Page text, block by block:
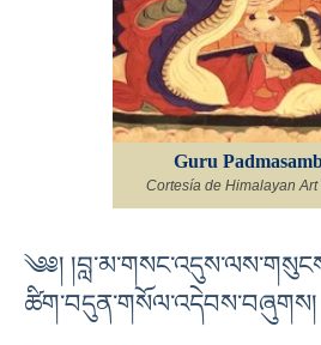
Guru
Cortesía de Himalayan Art
༄༅།
ཚིག་བདུན་གསོལ་འདེབས་བཞུགས།